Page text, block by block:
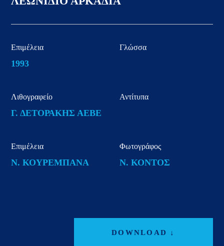
Επιμέλεια
1993
Γλώσσα
Λιθογραφείο
Γ. ΔΕΤΟΡΑΚΗΣ ΑΕΒΕ
Αντίτυπα
Επιμέλεια
Ν. ΚΟΥΡΕΜΠΑΝΑ
Φωτογράφος
Ν. ΚΟΝΤΟΣ
DOWNLOAD ↓